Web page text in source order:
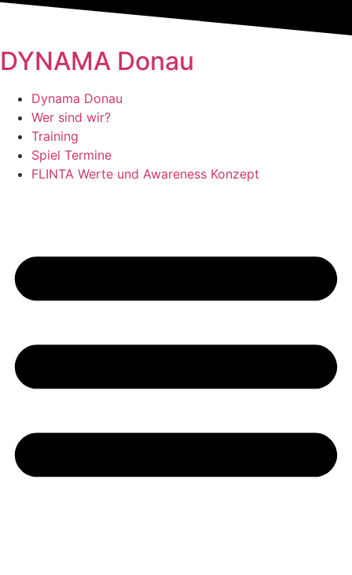
Zum
DYNAMA Donau
Dynama Donau
Wer sind wir?
Training
Spiel Termine
FLINTA Werte und Awareness Konzept